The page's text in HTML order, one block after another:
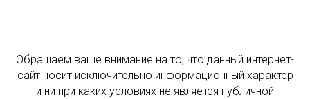
Обращаем ваше внимание на то, что данный интернет-
сайт носит исключительно информационный характер
и ни при каких условиях не является публичной